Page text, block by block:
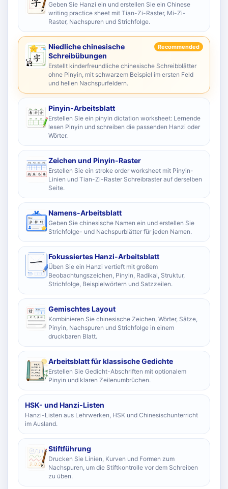
Geben Sie Hanzi ein und erstellen Sie ein Chinese
writing practice sheet mit Tian-Zi-Raster, Mi-Zi-
Raster, Nachspuren und Strichfolge.
Niedliche chinesische
Schreibübungen
Recommended
Erstellt kinderfreundliche chinesische Schreibblätter
ohne Pinyin, mit schwarzem Beispiel im ersten Feld
und hellen Nachspurfeldern.
Pinyin-Arbeitsblatt
Erstellen Sie ein pinyin dictation worksheet: Lernende
lesen Pinyin und schreiben die passenden Hanzi oder
Wörter.
Zeichen und Pinyin-Raster
Erstellen Sie ein stroke order worksheet mit Pinyin-
Linien und Tian-Zi-Raster Schreibraster auf derselben
Seite.
Namens-Arbeitsblatt
Geben Sie chinesische Namen ein und erstellen Sie
Strichfolge- und Nachspurblätter für jeden Namen.
Fokussiertes Hanzi-Arbeitsblatt
Üben Sie ein Hanzi vertieft mit großem
Beobachtungszeichen, Pinyin, Radikal, Struktur,
Strichfolge, Beispielwörtern und Satzzeilen.
Gemischtes Layout
Kombinieren Sie chinesische Zeichen, Wörter, Sätze,
Pinyin, Nachspuren und Strichfolge in einem
druckbaren Blatt.
Arbeitsblatt für klassische Gedichte
Erstellen Sie Gedicht-Abschriften mit optionalem
Pinyin und klaren Zeilenumbrüchen.
HSK- und Hanzi-Listen
Hanzi-Listen aus Lehrwerken, HSK und Chinesischunterricht
im Ausland.
Stiftführung
Drucken Sie Linien, Kurven und Formen zum
Nachspuren, um die Stiftkontrolle vor dem Schreiben
zu üben.